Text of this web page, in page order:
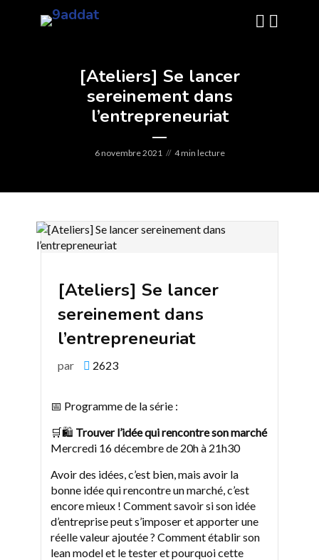
[Ateliers] Se lancer
sereinement dans
l’entrepreneuriat
6 novembre 2021 4 min lecture
[Ateliers] Se lancer
sereinement dans
l’entrepreneuriat
par 2623
📅 Programme de la série :
🛒🛍 Trouver l’idée qui rencontre son marché
Mercredi 16 décembre de 20h à 21h30
Avoir des idées, c’est bien, mais avoir la
bonne idée qui rencontre un marché, c’est
encore mieux ! Comment savoir si son idée
d’entreprise peut s’imposer et apporter une
réelle valeur ajoutée ? Comment établir son
lean model et le tester et pourquoi cette